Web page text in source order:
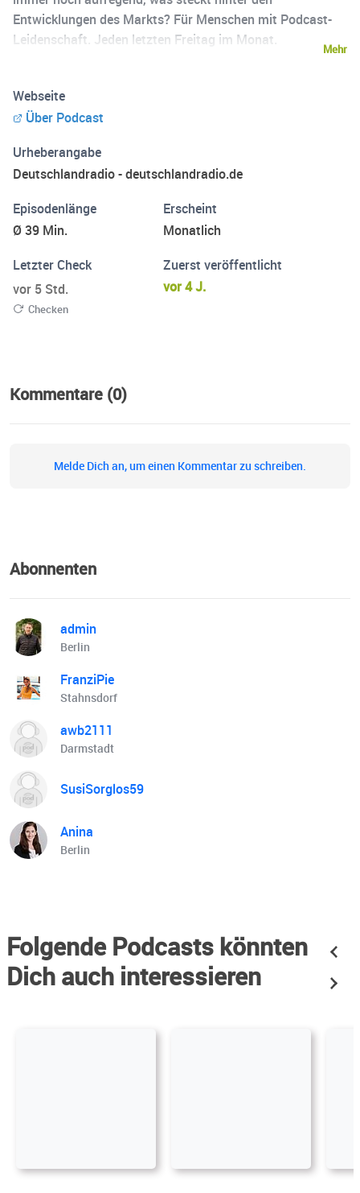
Entwicklungen des Markts? Für Menschen mit Podcast-
Leidenschaft. Jeden letzten Freitag im Monat.
Mehr
Webseite
Über Podcast
Urheberangabe
Deutschlandradio - deutschlandradio.de
Episodenlänge
Ø 39 Min.
Erscheint
Monatlich
Letzter Check
vor 5 Std.
Checken
Zuerst veröffentlicht
vor 4 J.
Kommentare (0)
Melde Dich an, um einen Kommentar zu schreiben.
Abonnenten
admin
Berlin
FranziPie
Stahnsdorf
awb2111
Darmstadt
SusiSorglos59
Anina
Berlin
Folgende Podcasts könnten
Dich auch interessieren